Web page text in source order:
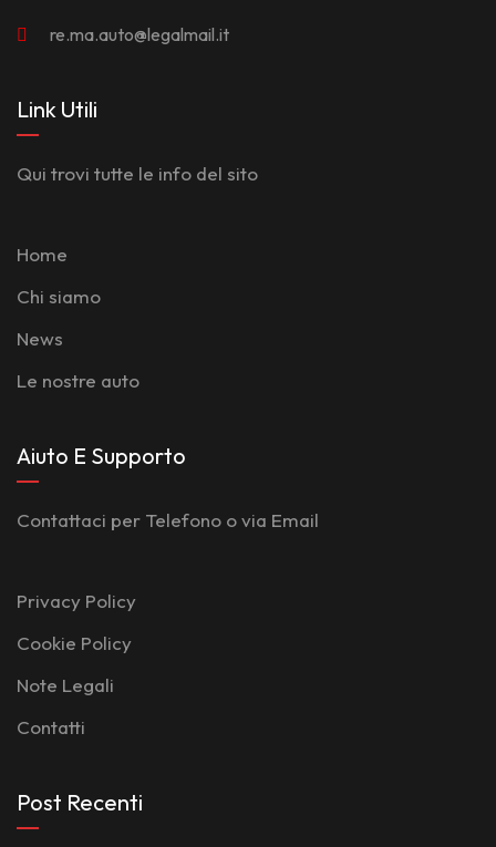
re.ma.auto@legalmail.it
Link Utili
Qui trovi tutte le info del sito
Home
Chi siamo
News
Le nostre auto
Aiuto E Supporto
Contattaci per Telefono o via Email
Privacy Policy
Cookie Policy
Note Legali
Contatti
Post Recenti